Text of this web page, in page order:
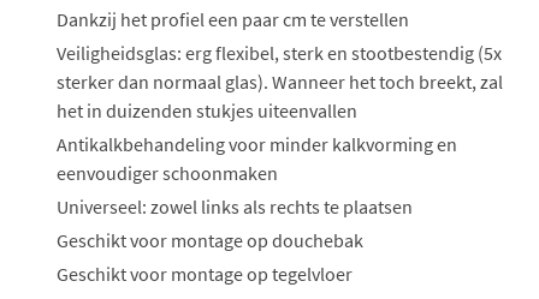
Dankzij het profiel een paar cm te verstellen
Veiligheidsglas: erg flexibel, sterk en stootbestendig (5x
sterker dan normaal glas). Wanneer het toch breekt, zal
het in duizenden stukjes uiteenvallen
Antikalkbehandeling voor minder kalkvorming en
eenvoudiger schoonmaken
Universeel: zowel links als rechts te plaatsen
Geschikt voor montage op douchebak
Geschikt voor montage op tegelvloer